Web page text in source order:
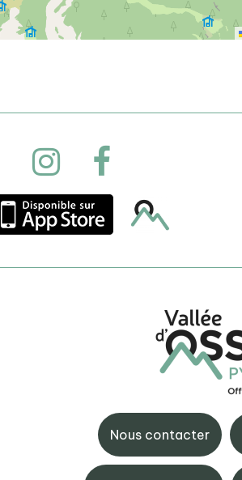
Quartier de Fabrèges, 64440
+33 (0)5 59 05 34 00
Nous contacter